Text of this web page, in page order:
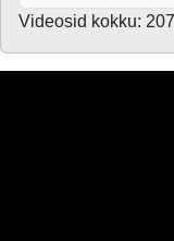
Videosid kokku: